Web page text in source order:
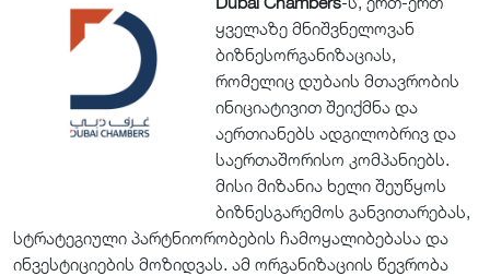
ყველაზე მნიშვნელოვან
ბიზნესორგანიზაციას,
რომელიც დუბაის მთავრობის
ინიციატივით შეიქმნა და
აერთიანებს ადგილობრივ და
საერთაშორისო კომპანიებს.
მისი მიზანია ხელი შეუწყოს
ბიზნესგარემოს განვითარებას,
სტრატეგიული პარტნიორობების ჩამოყალიბებასა და
ინვესტიციების მოზიდვას. ამ ორგანიზაციის წევრობა